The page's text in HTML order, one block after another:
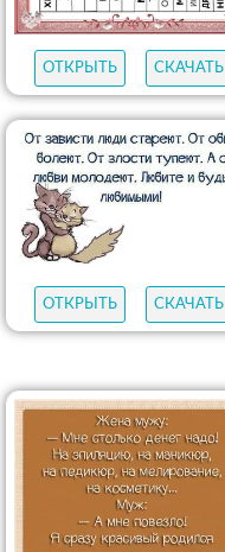
ОТКРЫТЬ
СКАЧАТЬ
ОТКРЫТЬ СКАЧАТЬ